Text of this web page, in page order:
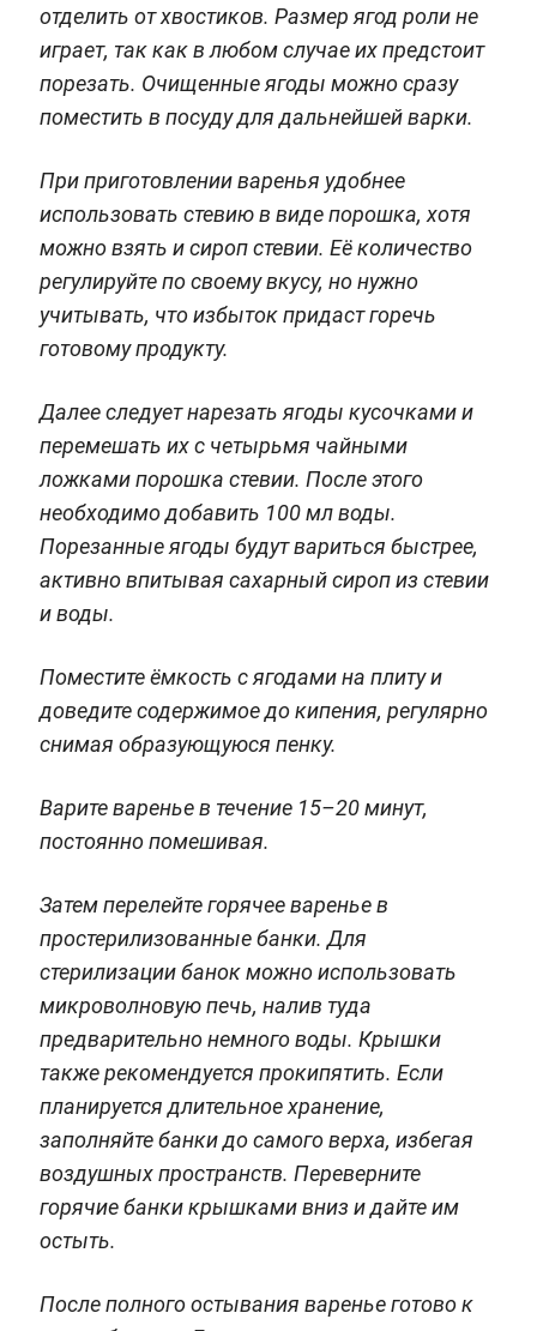
отделить от хвостиков. Размер ягод роли не
играет, так как в любом случае их предстоит
порезать. Очищенные ягоды можно сразу
поместить в посуду для дальнейшей варки.
При приготовлении варенья удобнее
использовать стевию в виде порошка, хотя
можно взять и сироп стевии. Её количество
регулируйте по своему вкусу, но нужно
учитывать, что избыток придаст горечь
готовому продукту.
Далее следует нарезать ягоды кусочками и
перемешать их с четырьмя чайными
ложками порошка стевии. После этого
необходимо добавить 100 мл воды.
Порезанные ягоды будут вариться быстрее,
активно впитывая сахарный сироп из стевии
и воды.
Поместите ёмкость с ягодами на плиту и
доведите содержимое до кипения, регулярно
снимая образующуюся пенку.
Варите варенье в течение 15–20 минут,
постоянно помешивая.
Затем перелейте горячее варенье в
простерилизованные банки. Для
стерилизации банок можно использовать
микроволновую печь, налив туда
предварительно немного воды. Крышки
также рекомендуется прокипятить. Если
планируется длительное хранение,
заполняйте банки до самого верха, избегая
воздушных пространств. Переверните
горячие банки крышками вниз и дайте им
остыть.
После полного остывания варенье готово к